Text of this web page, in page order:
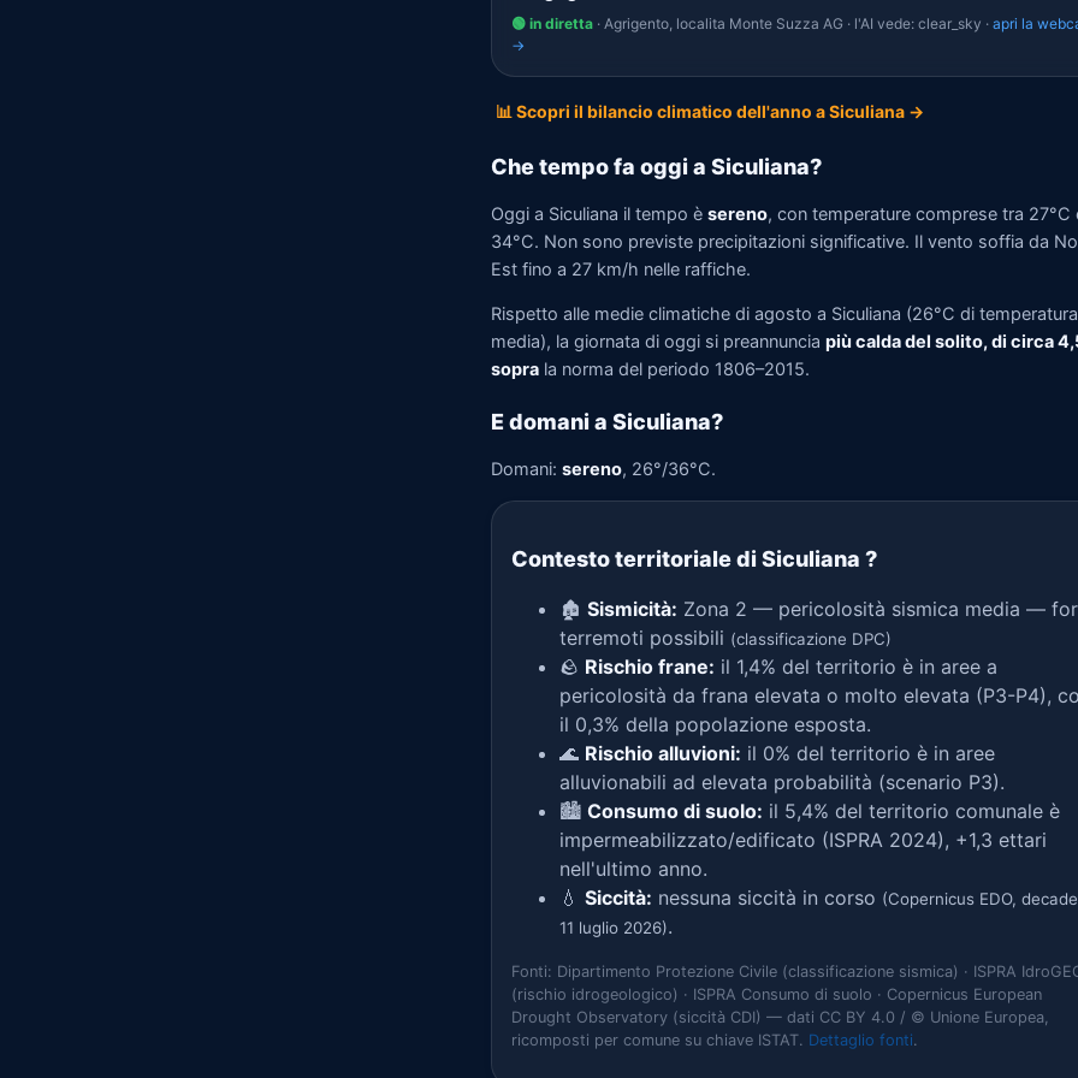
🟢 in diretta · Agrigento, localita Monte Suzza AG · l'AI vede: clear_sky · apri la
→
📊 Scopri il bilancio climatico dell'anno a Siculiana →
Che tempo fa oggi a Siculiana?
Oggi a Siculiana il tempo è sereno, con temperature comprese tra 27°C
34°C. Non sono previste precipitazioni significative. Il vento soffia da
Est fino a 27 km/h nelle raffiche.
Rispetto alle medie climatiche di agosto a Siculiana (26°C di temperatura
media), la giornata di oggi si preannuncia più calda del solito, di circa
sopra la norma del periodo 1806–2015.
E domani a Siculiana?
Domani: sereno, 26°/36°C.
Contesto territoriale di Siculiana ?
🏚️ Sismicità: Zona 2 — pericolosità sismica media —
terremoti possibili (classificazione DPC)
🪨 Rischio frane: il 1,4% del territorio è in aree a
pericolosità da frana elevata o molto elevata (P3-P4),
il 0,3% della popolazione esposta.
🌊 Rischio alluvioni: il 0% del territorio è in aree
alluvionabili ad elevata probabilità (scenario P3).
🏙️ Consumo di suolo: il 5,4% del territorio comunale è
impermeabilizzato/edificato (ISPRA 2024), +1,3 ettari
nell'ultimo anno.
💧 Siccità: nessuna siccità in corso (Copernicus EDO,
11 luglio 2026).
Fonti: Dipartimento Protezione Civile (classificazione sismica) · ISPRA
(rischio idrogeologico) · ISPRA Consumo di suolo · Copernicus European
Drought Observatory (siccità CDI) — dati CC BY 4.0 / © Unione Europea,
ricomposti per comune su chiave ISTAT. Dettaglio fonti.